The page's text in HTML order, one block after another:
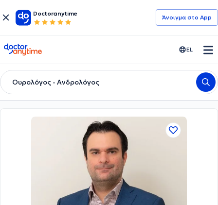
Doctoranytime
Άνοιγμα στο App
doctoranytime EL
Ουρολόγος - Ανδρολόγος